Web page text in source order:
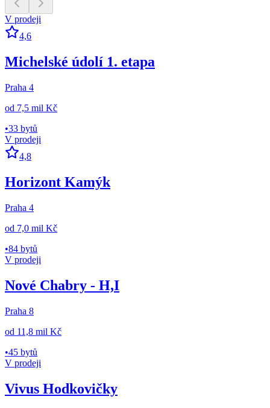
V prodeji
4,6
Michelské údolí 1. etapa
Praha 4
od 7,5 mil Kč
•33 bytů
V prodeji
4,8
Horizont Kamýk
Praha 4
od 7,0 mil Kč
•84 bytů
V prodeji
Nové Chabry - H,I
Praha 8
od 11,8 mil Kč
•45 bytů
V prodeji
Vivus Hodkovičky